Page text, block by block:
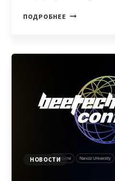
ПОДРОБНЕЕ КОНФЕРЕНЦИЯ
МАРТА
АСТАНЕ
ОНЛАЙНЕ
НОВОСТИ